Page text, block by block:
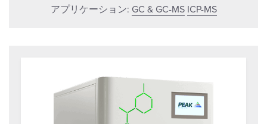
アプリケーション: GC & GC-MS ICP-MS